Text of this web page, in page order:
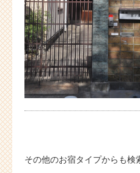
その他のお宿タイプからも検